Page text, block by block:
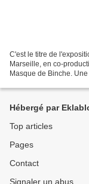
C'est le titre de
Marseille, en co-
Masque de Binche.
Hébergé par
Top articles
Pages
Contact
Signaler un abus